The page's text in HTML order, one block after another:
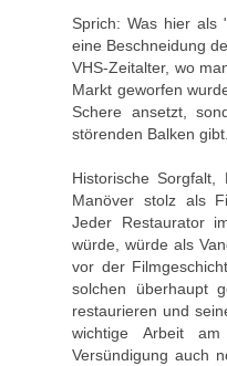
Sprich: Was hier als
eine Beschneidung
VHS-Zeitalter, wo
Markt geworfen
Schere ansetzt,
störenden Balken gibt.
Historische
Manöver stolz als
Jeder Restaurator
würde, würde als
vor der
solchen überhaupt
restaurieren und
wichtige Arbeit
Versündigung auch